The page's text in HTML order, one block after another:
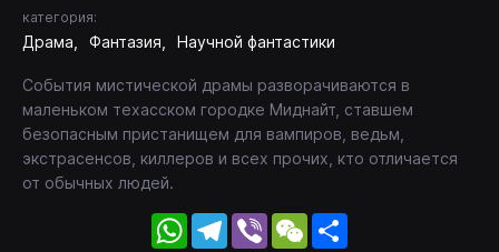
категория:
Драма Фантазия Научной фантастики
События мистической драмы разворачиваются в
маленьком техасском городке Миднайт, ставшем
безопасным пристанищем для вампиров, ведьм,
экстрасенсов, киллеров и всех прочих, кто отличается
от обычных людей.
WhatsApp
Telegram
Viber WeChat